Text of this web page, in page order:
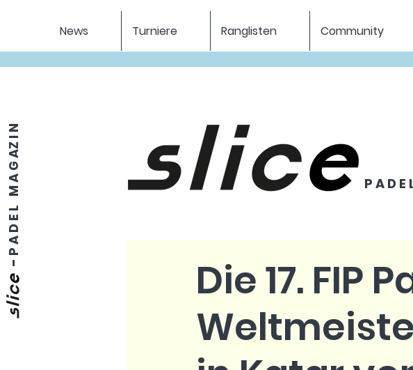
-
P A D E L M A G AZ I N
News Turniere Ranglisten Community
P A D E
Die 17. FIP